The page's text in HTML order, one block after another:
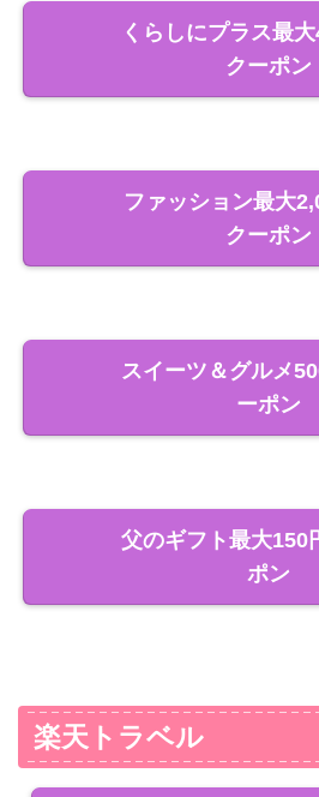
くらしにプラス最
クーポン
ファッション最大
クーポン
スイーツ＆グルメ
ーポン
父のギフト最大150
ポン
楽天トラベル